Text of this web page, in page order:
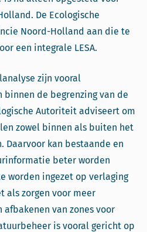
De Ecologische
Noord-Holland aan die te
een integrale LESA.
zijn vooral
binnen de begrenzing van de
Autoriteit adviseert om
zowel binnen als buiten het
Daarvoor kan bestaande en
beter worden
worden ingezet op verlaging
als zorgen voor meer
van zones voor
is vooral gericht op